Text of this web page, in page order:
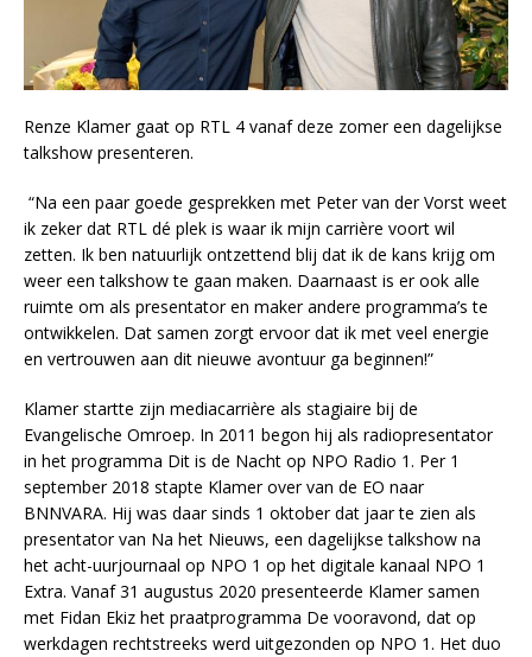
Renze Klamer gaat op RTL 4 vanaf deze zomer een dagelijkse
talkshow presenteren.
“Na een paar goede gesprekken met Peter van der Vorst weet
ik zeker dat RTL dé plek is waar ik mijn carrière voort wil
zetten. Ik ben natuurlijk ontzettend blij dat ik de kans krijg om
weer een talkshow te gaan maken. Daarnaast is er ook alle
ruimte om als presentator en maker andere programma’s te
ontwikkelen. Dat samen zorgt ervoor dat ik met veel energie
en vertrouwen aan dit nieuwe avontuur ga beginnen!”
Klamer startte zijn mediacarrière als stagiaire bij de
Evangelische Omroep. In 2011 begon hij als radiopresentator
in het programma Dit is de Nacht op NPO Radio 1. Per 1
september 2018 stapte Klamer over van de EO naar
BNNVARA. Hij was daar sinds 1 oktober dat jaar te zien als
presentator van Na het Nieuws, een dagelijkse talkshow na
het acht-uurjournaal op NPO 1 op het digitale kanaal NPO 1
Extra. Vanaf 31 augustus 2020 presenteerde Klamer samen
met Fidan Ekiz het praatprogramma De vooravond, dat op
werkdagen rechtstreeks werd uitgezonden op NPO 1. Het duo